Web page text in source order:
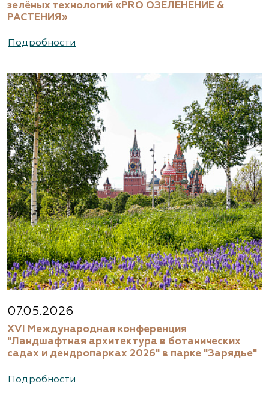
зелёных технологий «PRO ОЗЕЛЕНЕНИЕ &
РАСТЕНИЯ»
Подробности
07.05.2026
XVI Международная конференция
"Ландшафтная архитектура в ботанических
садах и дендропарках 2026" в парке "Зарядье"
Подробности